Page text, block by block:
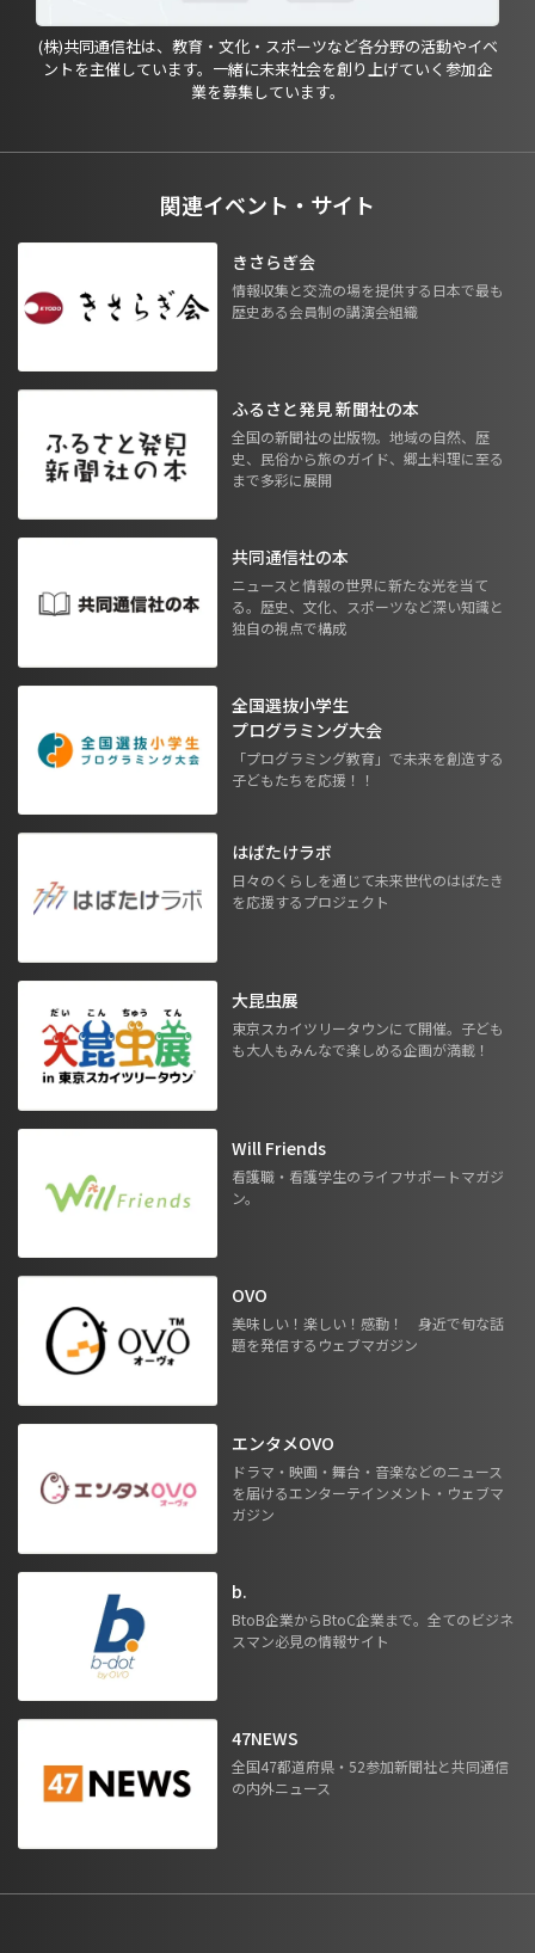
(株)共同通信社は、教育・文化・スポーツなど各分野の活動やイベ
ントを主催しています。一緒に未来社会を創り上げていく参加企
業を募集しています。
関連イベント・サイト
きさらぎ会
情報収集と交流の場を提供する日本で最も
歴史ある会員制の講演会組織
ふるさと発見 新聞社の本
全国の新聞社の出版物。地域の自然、歴
史、民俗から旅のガイド、郷土料理に至る
まで多彩に展開
共同通信社の本
ニュースと情報の世界に新たな光を当て
る。歴史、文化、スポーツなど深い知識と
独自の視点で構成
全国選抜小学生
プログラミング大会
「プログラミング教育」で未来を創造する
子どもたちを応援！！
はばたけラボ
日々のくらしを通じて未来世代のはばたき
を応援するプロジェクト
大昆虫展
東京スカイツリータウンにて開催。子ども
も大人もみんなで楽しめる企画が満載！
Will Friends
看護職・看護学生のライフサポートマガジ
ン。
OVO
美味しい！楽しい！感動！ 身近で旬な話
題を発信するウェブマガジン
エンタメOVO
ドラマ・映画・舞台・音楽などのニュース
を届けるエンターテインメント・ウェブマ
ガジン
b.
BtoB企業からBtoC企業まで。全てのビジネ
スマン必見の情報サイト
47NEWS
全国47都道府県・52参加新聞社と共同通信
の内外ニュース